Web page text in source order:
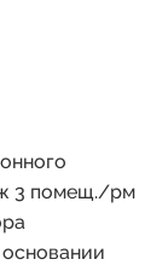
3 помещ./рм